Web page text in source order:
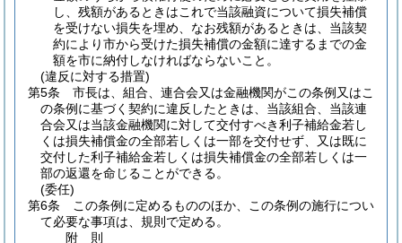
し、残額があるときはこれで当該融資について損失補償
を受けない損失を埋め、なお残額があるときは、当該契
約により市から受けた損失補償の金額に達するまでの金
額を市に納付しなければならないこと。
(違反に対する措置)
第5条
市長は、組合、連合会又は金融機関がこの条例又はこ
の条例に基づく契約に違反したときは、当該組合、当該連
合会又は当該金融機関に対して交付すべき利子補給金若し
くは損失補償金の全部若しくは一部を交付せず、又は既に
交付した利子補給金若しくは損失補償金の全部若しくは一
部の返還を命じることができる。
(委任)
第6条
この条例に定めるもののほか、この条例の施行につい
て必要な事項は、規則で定める。
附 則